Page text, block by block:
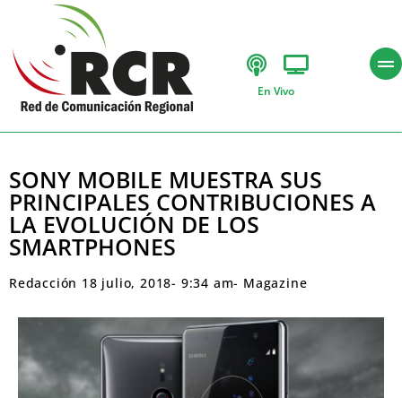
En Vivo
SONY MOBILE MUESTRA SUS
PRINCIPALES CONTRIBUCIONES A
LA EVOLUCIÓN DE LOS
SMARTPHONES
Redacción 18 julio, 2018- 9:34 am- Magazine